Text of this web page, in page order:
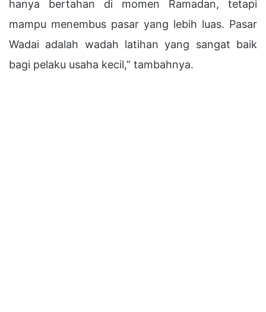
hanya bertahan di momen Ramadan, tetapi
mampu menembus pasar yang lebih luas. Pasar
Wadai adalah wadah latihan yang sangat baik
bagi pelaku usaha kecil,” tambahnya.